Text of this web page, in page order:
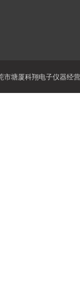
市塘厦科翔电子仪器